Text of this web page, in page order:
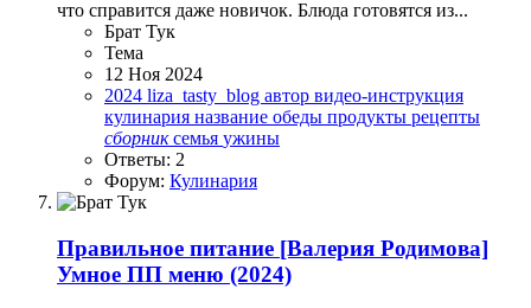
что справится даже новичок. Блюда готовятся из...
Брат Тук
Тема
12 Ноя 2024
2024 liza_tasty_blog автор видео-инструкция
кулинария название обеды продукты рецепты
сборник семья ужины
Ответы: 2
Форум: Кулинария
Правильное питание [Валерия Родимова]
Умное ПП меню (2024)